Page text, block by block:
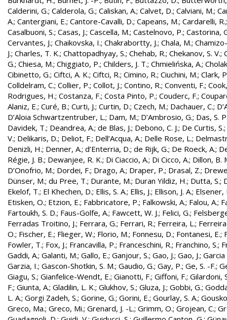
Calderini, G.; Calderola, G.; Caliskan, A.; Calvet, D.; Calviani, M.;
A.; Cantergiani, E.; Cantore-Cavalli, D.; Capeans, M.; Cardarelli, R.
Casalbuoni, S.; Casas, J.; Cascella, M.; Castelnovo, P.; Castorina,
Cervantes, J.; Chaikovska, I.; Chakrabortty, J.; Chala, M.;
J.; Charles, T. K.; Chattopadhyay, S.; Chehab, R.; Chekanov, S. V.;
G.; Chiesa, M.; Chiggiato, P.; Childers, J. T.; Chmielińska, A.;
Cibinetto, G.; Ciftci, A. K.; Ciftci, R.; Cimino, R.; Ciuchini, M.; Clark,
Colldelram, C.; Collier, P.; Collot, J.; Contino, R.; Conventi, F.;
Rodrigues, H.; Costanza, F.; Costa Pinto, P.; Couderc, F.;
Alaniz, E.; Curé, B.; Curti, J.; Curtin, D.; Czech, M.; Dachauer, C.;
D’Aloia Schwartzentruber, L.; Dam, M.; D’Ambrosio, G.; Das, S.
Davidek, T.; Deandrea, A.; de Blas, J.; Debono, C. J.; De Curtis, S.;
V.; Delikaris, D.; Deliot, F.; Dell’Acqua, A.; Delle Rose, L.;
Denizli, H.; Denner, A.; d’Enterria, D.; de Rijk, G.; De Roeck, A.;
Régie, J. B.; Dewanjee, R. K.; Di Ciaccio, A.; Di Cicco, A.; Dillon, B.
D’Onofrio, M.; Dordei, F.; Drago, A.; Draper, P.; Drasal, Z.;
Dünser, M.; du Pree, T.; Durante, M.; Duran Yildiz, H.; Dutta, S.;
Ekelof, T.; El Khechen, D.; Ellis, S. A.; Ellis, J.; Ellison, J. A.; Elsener,
Etisken, O.; Etzion, E.; Fabbricatore, P.; Falkowski, A.; Falou, A.;
Fartoukh, S. D.; Faus-Golfe, A.; Fawcett, W. J.; Felici, G.;
Ferradas Troitino, J.; Ferrara, G.; Ferrari, R.; Ferreira, L.;
O.; Fischer, E.; Flieger, W.; Florio, M.; Fonnesu, D.; Fontanesi, E.;
Fowler, T.; Fox, J.; Francavilla, P.; Franceschini, R.; Franchino, S.;
Gaddi, A.; Galanti, M.; Gallo, E.; Ganjour, S.; Gao, J.; Gao, J.; Garcia
Garzia, I.; Gascon-Shotkin, S. M.; Gaudio, G.; Gay, P.; Ge, S. -F.;
Giagu, S.; Gianfelice-Wendt, E.; Gianotti, F.; Giffoni, F.; Gilardoni,
F.; Giunta, A.; Gladilin, L. K.; Glukhov, S.; Gluza, J.; Gobbi, G.;
L. A.; Gorgi Zadeh, S.; Gorine, G.; Gorini, E.; Gourlay, S. A.;
Greco, Ma.; Greco, Mi.; Grenard, J. -L.; Grimm, O.; Grojean, C.;